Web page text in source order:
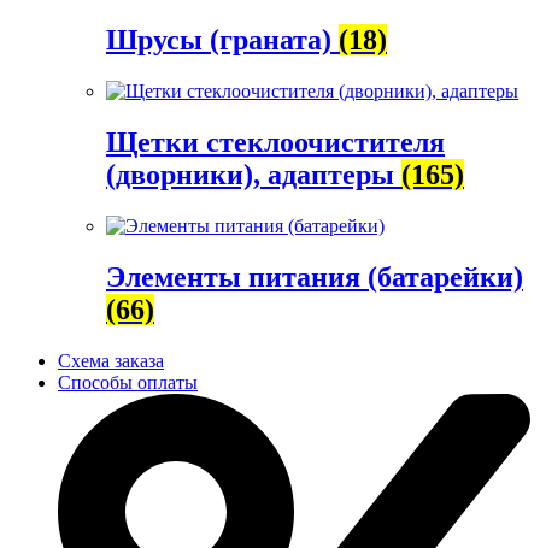
Шрусы (граната) (18)
Щетки стеклоочистителя
(дворники), адаптеры (165)
Элементы питания (батарейки)
(66)
Схема заказа
Способы оплаты